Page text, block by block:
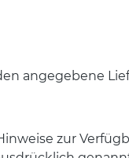
angegebene
zur